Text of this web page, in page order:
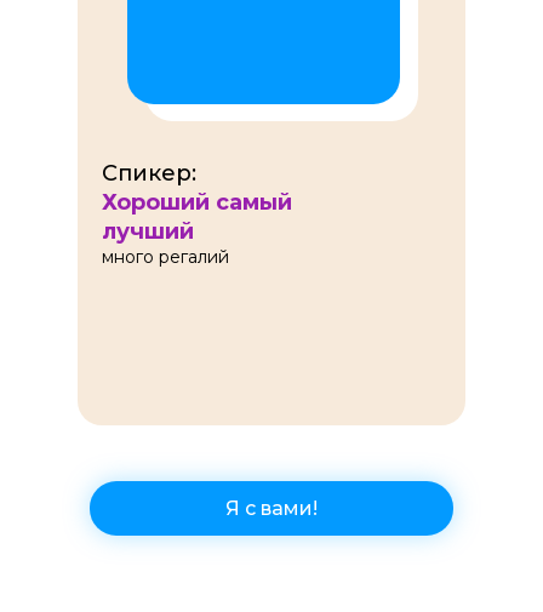
Я с вами!
Спикер:
много регалий
Хороший самый
лучший